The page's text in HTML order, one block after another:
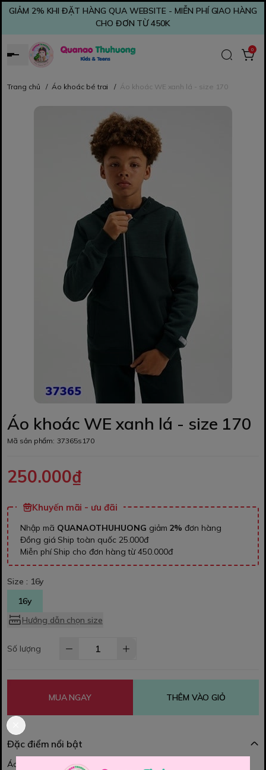
GIẢM 2% KHI ĐẶT HÀNG QUA WEBSITE - MIỄN PHÍ GIAO HÀNG
CHO ĐƠN TỪ 450K
0
Trang chủ / Áo khoác bé trai / Áo khoác WE xanh lá - size 170
Áo khoác WE xanh lá - size 170
Mã sản phẩm: 37365s170
250.000₫
Khuyến mãi - ưu đãi
Nhập mã QUANAOTHUHUONG giảm 2% đơn hàng
Đồng giá Ship toàn quốc 25.000đ
Miễn phí Ship cho đơn hàng từ 450.000đ
Size : 16y
16y
Hướng dẫn chọn size
Số lượng
MUA NGAY THÊM VÀO GIỎ
Đặc điểm nổi bật
Áo khoác WE. Mặt ngoài là thun mềm, bên trong là lớp nỉ mỏng